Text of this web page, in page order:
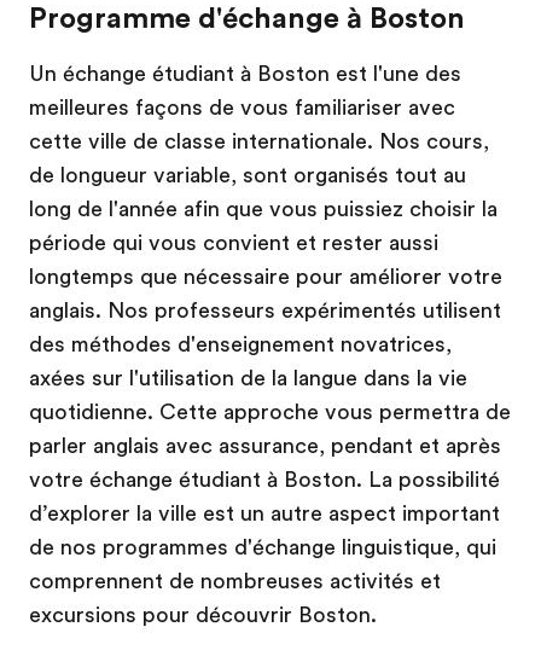
Programme d'échange à Boston
Un échange étudiant à Boston est l'une des
meilleures façons de vous familiariser avec
cette ville de classe internationale. Nos cours,
de longueur variable, sont organisés tout au
long de l'année afin que vous puissiez choisir la
période qui vous convient et rester aussi
longtemps que nécessaire pour améliorer votre
anglais. Nos professeurs expérimentés utilisent
des méthodes d'enseignement novatrices,
axées sur l'utilisation de la langue dans la vie
quotidienne. Cette approche vous permettra de
parler anglais avec assurance, pendant et après
votre échange étudiant à Boston. La possibilité
d’explorer la ville est un autre aspect important
de nos programmes d'échange linguistique, qui
comprennent de nombreuses activités et
excursions pour découvrir Boston.